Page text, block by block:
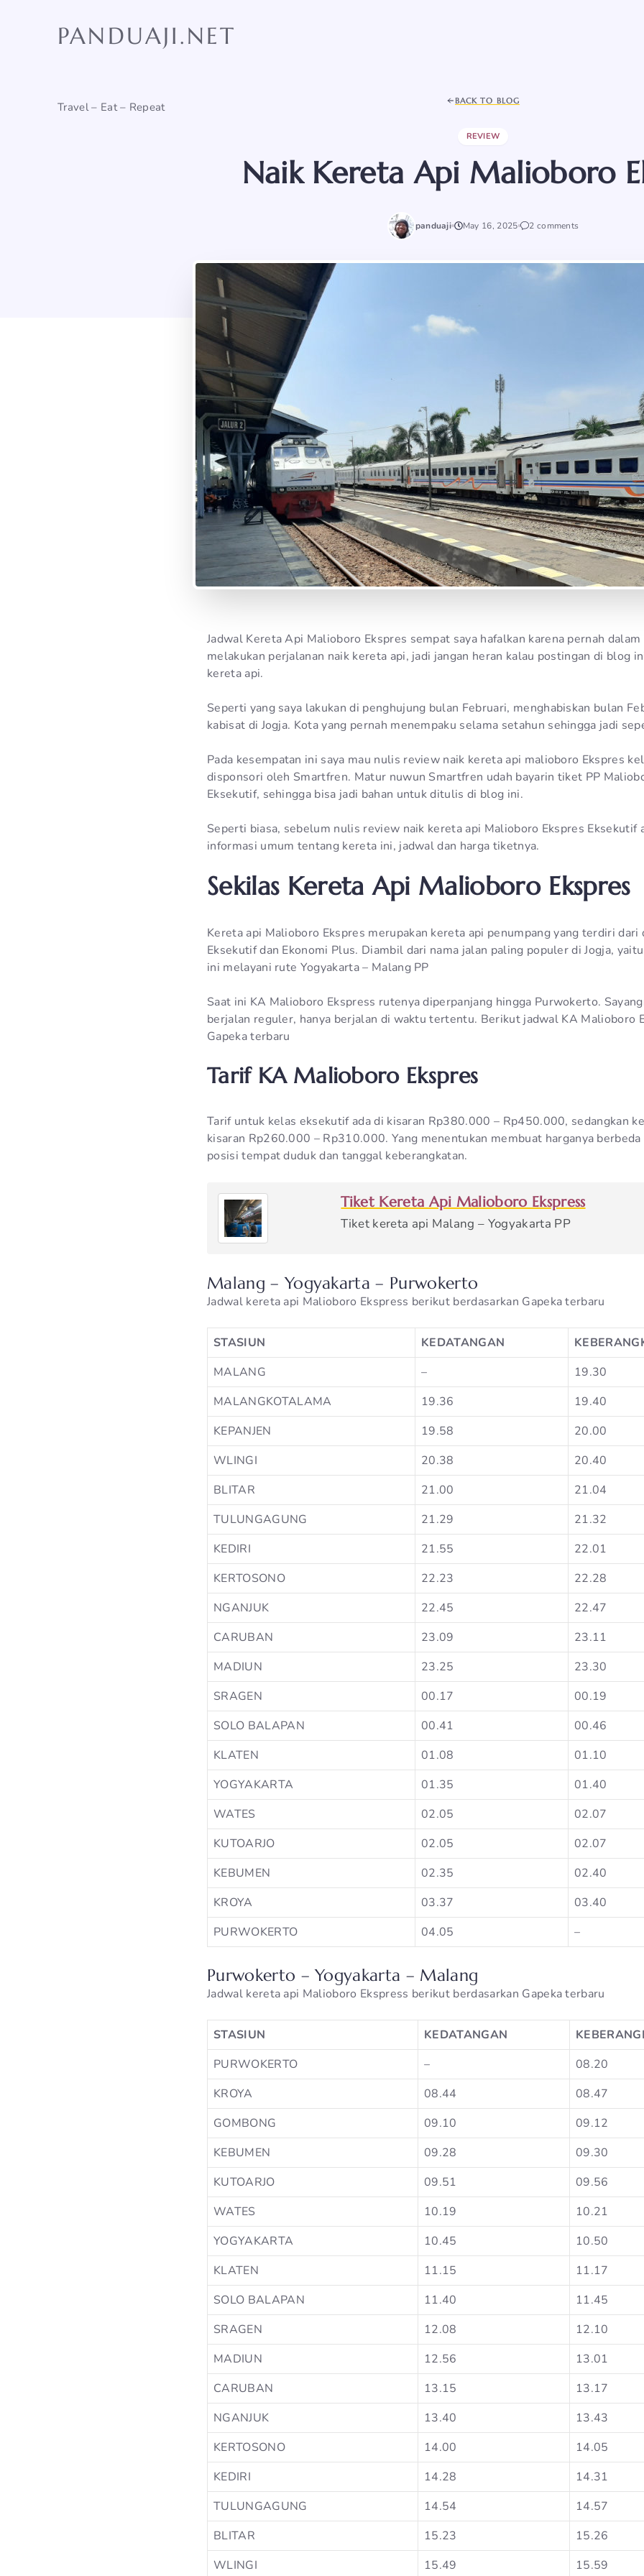
PANDUAJI.NET
Travel – Eat – Repeat BACK TO BLOG
REVIEW
Naik Kereta Api Malioboro
panduaji May 16, 2025 2 comments
Jadwal Kereta Api Malioboro Ekspres sempat saya hafalkan karena pernah
melakukan perjalanan naik kereta api, jadi jangan heran kalau postingan di blog
kereta api.
Seperti yang saya lakukan di penghujung bulan Februari, menghabiskan bulan
kabisat di Jogja. Kota yang pernah menempaku selama setahun sehingga jadi
Pada kesempatan ini saya mau nulis review naik kereta api malioboro Ekspres
disponsori oleh Smartfren. Matur nuwun Smartfren udah bayarin tiket PP
Eksekutif, sehingga bisa jadi bahan untuk ditulis di blog ini.
Seperti biasa, sebelum nulis review naik kereta api Malioboro Ekspres Eksekutif
informasi umum tentang kereta ini, jadwal dan harga tiketnya.
Sekilas Kereta Api Malioboro Ekspres
Kereta api Malioboro Ekspres merupakan kereta api penumpang yang terdiri dari
Eksekutif dan Ekonomi Plus. Diambil dari nama jalan paling populer di Jogja,
ini melayani rute Yogyakarta – Malang PP
Saat ini KA Malioboro Ekspress rutenya diperpanjang hingga Purwokerto.
berjalan reguler, hanya berjalan di waktu tertentu. Berikut jadwal KA Malioboro
Gapeka terbaru
Tarif KA Malioboro Ekspres
Tarif untuk kelas eksekutif ada di kisaran Rp380.000 – Rp450.000, sedangkan
kisaran Rp260.000 – Rp310.000. Yang menentukan membuat harganya
posisi tempat duduk dan tanggal keberangkatan.
Tiket Kereta Api Malioboro Ekspress
Tiket kereta api Malang – Yogyakarta PP
Malang – Yogyakarta – Purwokerto
Jadwal kereta api Malioboro Ekspress berikut berdasarkan Gapeka terbaru
STASIUN KEDATANGAN
MALANG
–
19.30
MALANGKOTALAMA
19.36
19.40
KEPANJEN
19.58
20.00
WLINGI
20.38
20.40
BLITAR
21.00
21.04
TULUNGAGUNG
21.29
21.32
KEDIRI
21.55
22.01
KERTOSONO
22.23
22.28
NGANJUK
22.45
22.47
CARUBAN
23.09
23.11
MADIUN
23.25
23.30
SRAGEN
00.17
00.19
SOLO BALAPAN
00.41
00.46
KLATEN
01.08
01.10
YOGYAKARTA
01.35
01.40
WATES
02.05
02.07
KUTOARJO
02.05
02.07
KEBUMEN
02.35
02.40
KROYA
03.37
03.40
PURWOKERTO
04.05 –
Purwokerto – Yogyakarta – Malang
Jadwal kereta api Malioboro Ekspress berikut berdasarkan Gapeka terbaru
STASIUN KEDATANGAN
PURWOKERTO
–
08.20
KROYA
08.44
08.47
GOMBONG
09.10
09.12
KEBUMEN
09.28
09.30
KUTOARJO
09.51
09.56
WATES
10.19
10.21
YOGYAKARTA
10.45
10.50
KLATEN
11.15
11.17
SOLO BALAPAN
11.40
11.45
SRAGEN
12.08
12.10
MADIUN
12.56
13.01
CARUBAN
13.15
13.17
NGANJUK
13.40
13.43
KERTOSONO
14.00
14.05
KEDIRI
14.28
14.31
TULUNGAGUNG
14.54
14.57
BLITAR
15.23
15.26
WLINGI
15.49 15.59